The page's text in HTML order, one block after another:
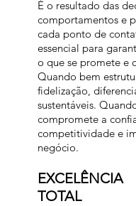
É o resultado das
comportamentos e
cada ponto de
essencial para
o que se promete e
Quando bem
fidelização,
sustentáveis.
compromete a
competitividade e
negócio.
EXCELÊNCIA
TOTAL